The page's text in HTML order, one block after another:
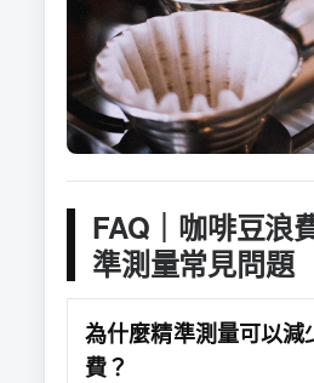
FAQ｜咖啡豆浪
準測量常見問題
為什麼精準測量可以減
費？